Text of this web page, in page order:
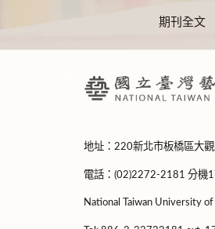
期刊全文
地址：220新北市板橋區大
電話：(02)2272-2181 分機
National Taiwan University